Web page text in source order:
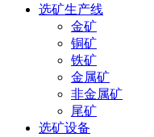
选矿生产线
金矿
铜矿
铁矿
金属矿
非金属矿
尾矿
选矿设备